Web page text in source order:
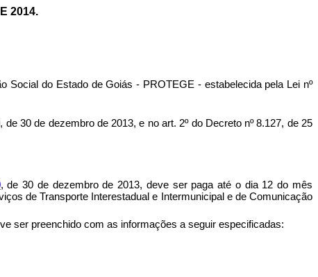
2014.
Social do Estado de Goiás - PROTEGE - estabelecida pela Lei nº
30 de dezembro de 2013, e no art. 2º do Decreto nº 8.127, de 25
, de 30 de dezembro de 2013, deve ser paga até o dia 12 do mês
de Transporte Interestadual e Intermunicipal e de Comunicação
ser preenchido com as informações a seguir especificadas: